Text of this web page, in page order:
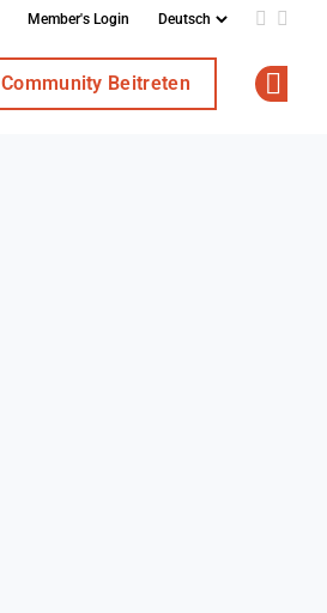
Member's Login Add us
Community Beitreten